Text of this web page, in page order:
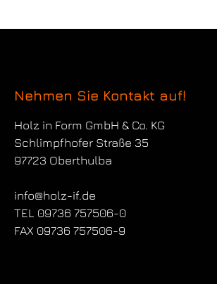
Nehmen Sie Kontakt auf!
Holz in Form GmbH & Co. KG
Schlimpfhofer Straße 35
97723 Oberthulba
info@holz-if.de
TEL 09736 757506-0
FAX 09736 757506-9